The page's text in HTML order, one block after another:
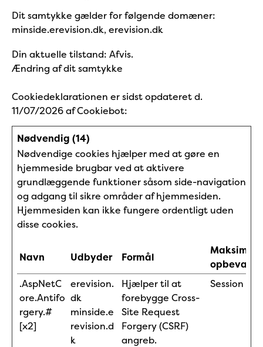
Dit samtykke gælder for følgende domæner:
minside.erevision.dk, erevision.dk
Din aktuelle tilstand: Afvis.
Ændring af dit samtykke
Cookiedeklarationen er sidst opdateret d.
11/07/2026 afCookiebot:
Nødvendig (14)
Nødvendige cookies hjælper med at gøre en
hjemmeside brugbar ved at aktivere
grundlæggende funktioner såsom side-navigation
og adgang til sikre områder af hjemmesiden.
Hjemmesiden kan ikke fungere ordentligt uden
disse cookies.
Navn Udbyder Formål
Maksimal
.AspNetC
ore.Antifo
rgery.#
[x2]
erevision.
dk
minside.e
revision.d
k
Hjælper til at
forebygge Cross-
Site Request
Forgery (CSRF)
angreb.
Session